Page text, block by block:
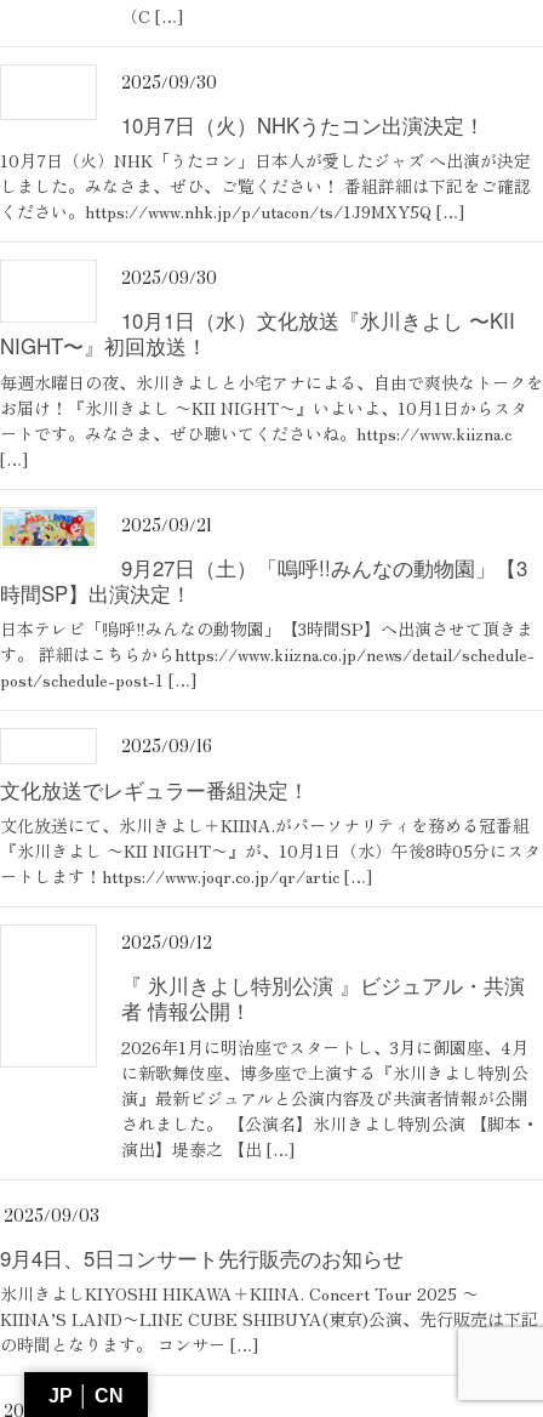
（C […]
2025/09/30
10月7日（火）NHKうたコン出演決定！
10月7日（火）NHK「うたコン」日本人が愛したジャズ へ出演が決定
しました。みなさま、ぜひ、ご覧ください！ 番組詳細は下記をご確認
ください。https://www.nhk.jp/p/utacon/ts/1J9MXY5Q […]
2025/09/30
10月1日（水）文化放送『氷川きよし 〜KII
NIGHT〜』初回放送！
毎週水曜日の夜、氷川きよしと小宅アナによる、自由で爽快なトークを
お届け！『氷川きよし 〜KII NIGHT〜』いよいよ、10月1日からスタ
ートです。みなさま、ぜひ聴いてくださいね。https://www.kiizna.c
[…]
2025/09/21
9月27日（土）「嗚呼!!みんなの動物園」【3
時間SP】出演決定！
日本テレビ「嗚呼‼みんなの動物園」【3時間SP】へ出演させて頂きま
す。 詳細はこちらからhttps://www.kiizna.co.jp/news/detail/schedule-
post/schedule-post-1 […]
2025/09/16
文化放送でレギュラー番組決定！
文化放送にて、氷川きよし＋KIINA.がパーソナリティを務める冠番組
『氷川きよし 〜KII NIGHT〜』が、10月1日（水）午後8時05分にスタ
ートします！https://www.joqr.co.jp/qr/artic […]
2025/09/12
『 氷川きよし特別公演 』ビジュアル・共演
者 情報公開！
2026年1月に明治座でスタートし、3月に御園座、4月
に新歌舞伎座、博多座で上演する『氷川きよし特別公
演』最新ビジュアルと公演内容及び共演者情報が公開
されました。 【公演名】氷川きよし特別公演 【脚本・
演出】堤泰之 【出 […]
2025/09/03
9月4日、5日コンサート先行販売のお知らせ
氷川きよしKIYOSHI HIKAWA＋KIINA. Concert Tour 2025 〜
KIINA’S LAND〜LINE CUBE SHIBUYA(東京)公演、先行販売は下記
の時間となります。 コンサー […]
JP │ CN